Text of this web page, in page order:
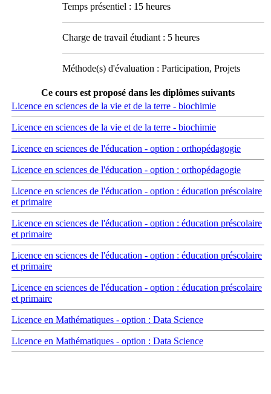
Temps présentiel : 15 heures
Charge de travail étudiant : 5 heures
Méthode(s) d'évaluation : Participation, Projets
Ce cours est proposé dans les diplômes suivants
Licence en sciences de la vie et de la terre - biochimie
Licence en sciences de la vie et de la terre - biochimie
Licence en sciences de l'éducation - option : orthopédagogie
Licence en sciences de l'éducation - option : orthopédagogie
Licence en sciences de l'éducation - option : éducation préscolaire
et primaire
Licence en sciences de l'éducation - option : éducation préscolaire
et primaire
Licence en sciences de l'éducation - option : éducation préscolaire
et primaire
Licence en sciences de l'éducation - option : éducation préscolaire
et primaire
Licence en Mathématiques - option : Data Science
Licence en Mathématiques - option : Data Science